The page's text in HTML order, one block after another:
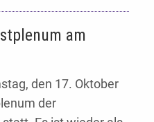
am
den 17. Oktober
der